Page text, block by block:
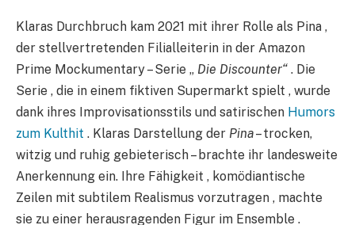
Klaras Durchbruch kam 2021 mit ihrer Rolle als Pina ,
der stellvertretenden Filialleiterin in der Amazon
Prime Mockumentary – Serie „ Die Discounter“ . Die
Serie , die in einem fiktiven Supermarkt spielt , wurde
dank ihres Improvisationsstils und satirischen Humors
zum Kulthit . Klaras Darstellung der Pina– trocken,
witzig und ruhig gebieterisch – brachte ihr landesweite
Anerkennung ein. Ihre Fähigkeit , komödiantische
Zeilen mit subtilem Realismus vorzutragen , machte
sie zu einer herausragenden Figur im Ensemble .